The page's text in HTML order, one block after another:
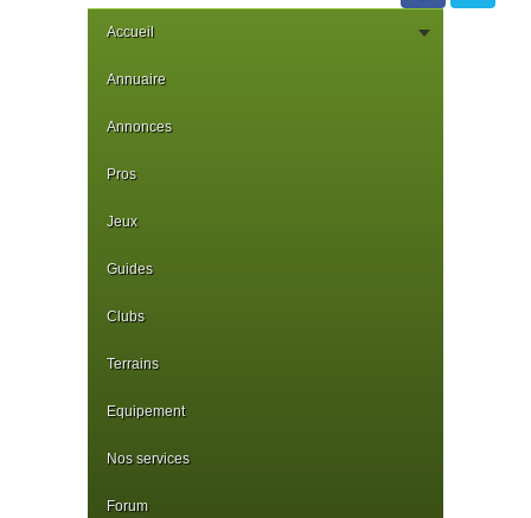
Accueil
Annuaire
Annonces
Pros
Jeux
Guides
Clubs
Terrains
Equipement
Nos services
Forum